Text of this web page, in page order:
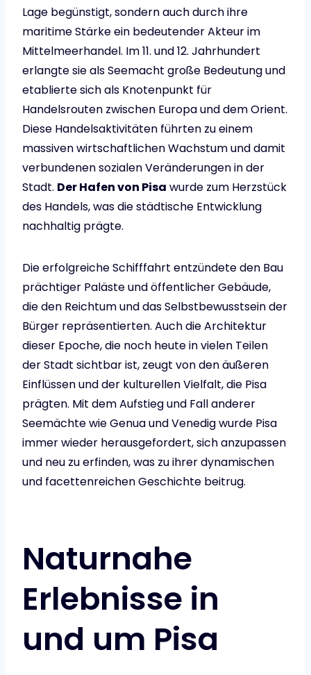
Lage begünstigt, sondern auch durch ihre
maritime Stärke ein bedeutender Akteur im
Mittelmeerhandel. Im 11. und 12. Jahrhundert
erlangte sie als Seemacht große Bedeutung und
etablierte sich als Knotenpunkt für
Handelsrouten zwischen Europa und dem Orient.
Diese Handelsaktivitäten führten zu einem
massiven wirtschaftlichen Wachstum und damit
verbundenen sozialen Veränderungen in der
Stadt. Der Hafen von Pisa wurde zum Herzstück
des Handels, was die städtische Entwicklung
nachhaltig prägte.
Die erfolgreiche Schifffahrt entzündete den Bau
prächtiger Paläste und öffentlicher Gebäude,
die den Reichtum und das Selbstbewusstsein der
Bürger repräsentierten. Auch die Architektur
dieser Epoche, die noch heute in vielen Teilen
der Stadt sichtbar ist, zeugt von den äußeren
Einflüssen und der kulturellen Vielfalt, die Pisa
prägten. Mit dem Aufstieg und Fall anderer
Seemächte wie Genua und Venedig wurde Pisa
immer wieder herausgefordert, sich anzupassen
und neu zu erfinden, was zu ihrer dynamischen
und facettenreichen Geschichte beitrug.
Naturnahe
Erlebnisse in
und um Pisa